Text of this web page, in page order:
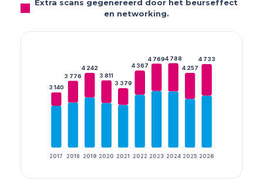
Extra scans gegenereerd door het beurseffect
en networking.
3 140
2017
3 776
2018
4 242
2019
3 811
2020
3 379
2021
4 367
2022
4 769
2023
4 788
2024
4 257
2025
4 733
2026